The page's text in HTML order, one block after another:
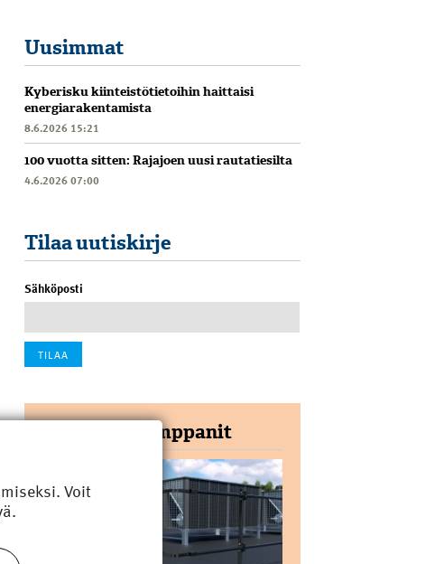
Uusimmat
Kyberisku kiinteistötietoihin haittaisi
energiarakentamista
8.6.2026 15:21
100 vuotta sitten: Rajajoen uusi rautatiesilta
4.6.2026 07:00
Tilaa uutiskirje
Sähköposti
Yhteistyökumppanit
Voit